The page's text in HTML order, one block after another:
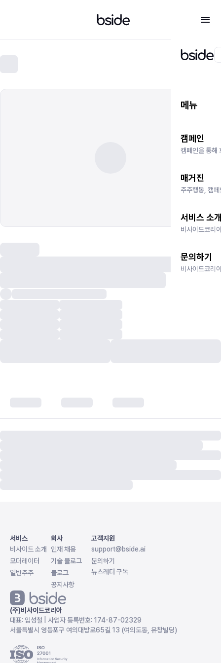
메뉴
캠페인
캠페인을 통해
매거진
주주행동, 캠
서비스 소
비사이드코리
문의하기
비사이드코리
서비스
비사이드 소개
모더레이터
일반주주
회사
인재 채용
기술 블로그
블로그
공지사항
고객지원
support@bside.ai
문의하기
뉴스레터 구독
(주)비사이드코리아
대표: 임성철 | 사업자 등록번호: 174-87-02329
서울특별시 영등포구 여의대방로65길 13 (여의도동, 유창빌딩)